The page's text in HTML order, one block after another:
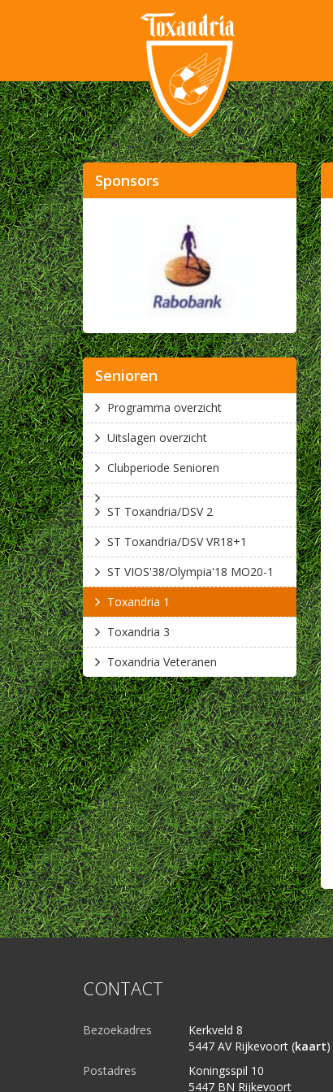
Sponsors
Senioren
Programma overzicht
Uitslagen overzicht
Clubperiode Senioren
ST Toxandria/DSV 2
ST Toxandria/DSV VR18+1
ST VIOS'38/Olympia'18 MO20-1
Toxandria 1
Toxandria 3
Toxandria Veteranen
CONTACT
Bezoekadres
Kerkveld 8
5447 AV Rijkevoort (kaart)
Postadres
Koningsspil 10
5447 BN Rijkevoort